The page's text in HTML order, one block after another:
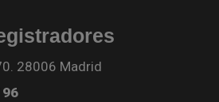
28006 Madrid
96